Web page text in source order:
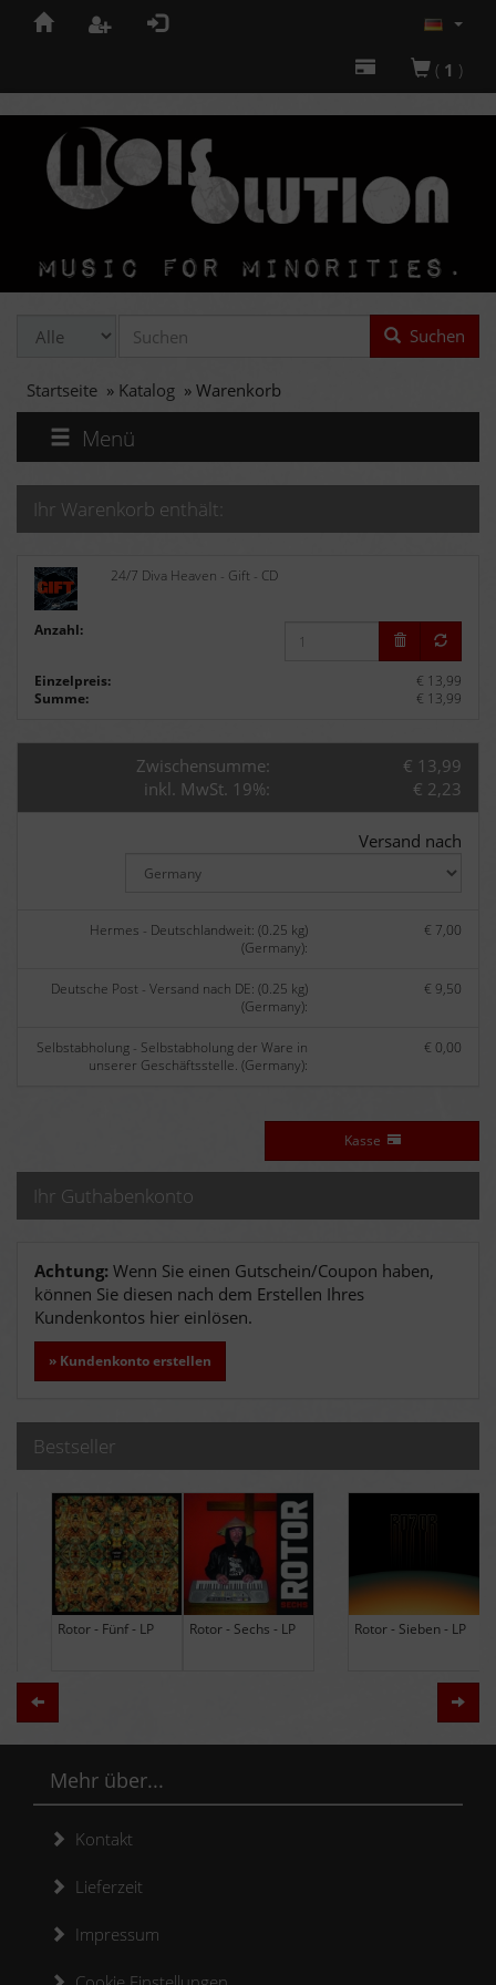
( 1 )
Suchen
Startseite » Katalog » Warenkorb
Menü
Ihr Warenkorb enthält:
24/7 Diva Heaven - Gift - CD
Anzahl:
Einzelpreis:
€ 13,99
Summe:
€ 13,99
Zwischensumme:
€ 13,99
inkl. MwSt. 19%:
€ 2,23
Versand nach
Hermes - Deutschlandweit: (0.25 kg)
(Germany):
€ 7,00
Deutsche Post - Versand nach DE: (0.25 kg)
(Germany):
€ 9,50
Selbstabholung - Selbstabholung der Ware in
unserer Geschäftsstelle. (Germany):
€ 0,00
Kasse
Ihr Guthabenkonto
Achtung: Wenn Sie einen Gutschein/Coupon haben,
können Sie diesen nach dem Erstellen Ihres
Kundenkontos hier einlösen.
» Kundenkonto erstellen
Bestseller
Rotor - Sechs - LP Rotor - Sieben - LP
Hodja - The Band -
Zurück
Mehr über...
Kontakt
Lieferzeit
Impressum